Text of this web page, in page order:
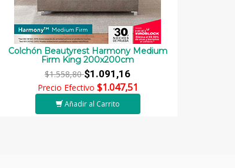
Colchón Beautyrest Harmony Medium
Firm King 200x200cm
$1.558,80$1.091,16
Precio Efectivo $1.047,51
Añadir al Carrito